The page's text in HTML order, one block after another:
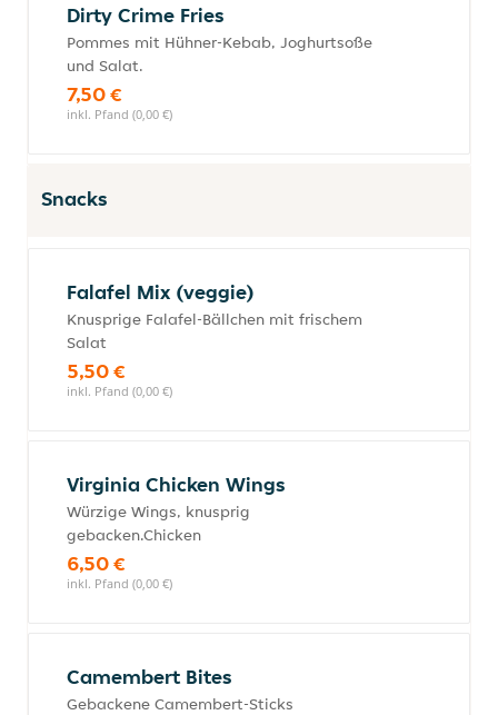
Dirty Crime Fries
Pommes mit Hühner-Kebab, Joghurtsoße
und Salat.
7,50 €
inkl. Pfand (0,00 €)
Snacks
Falafel Mix (veggie)
Knusprige Falafel-Bällchen mit frischem
Salat
5,50 €
inkl. Pfand (0,00 €)
Virginia Chicken Wings
Würzige Wings, knusprig
gebacken.Chicken
6,50 €
inkl. Pfand (0,00 €)
Camembert Bites
Gebackene Camembert-Sticks